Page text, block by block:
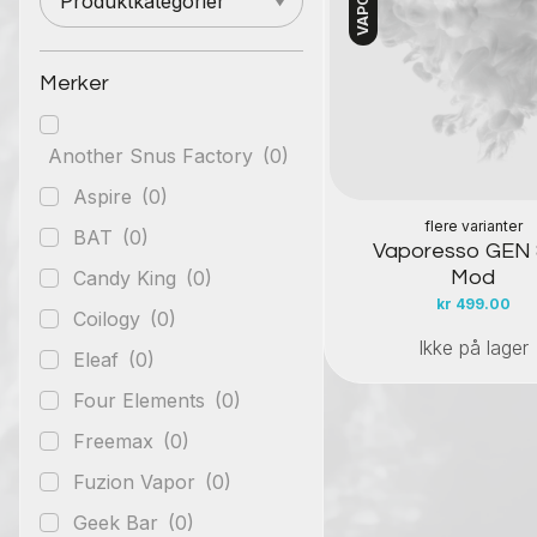
Merker
Another Snus Factory (0)
Aspire (0)
BAT (0)
Candy King (0)
Coilogy (0)
Eleaf (0)
Four Elements (0)
Freemax (0)
Fuzion Vapor (0)
Geek Bar (0)
flere varianter
Vaporesso GEN
Mod
kr 499.00
Kontakt oss
Ikke på lager